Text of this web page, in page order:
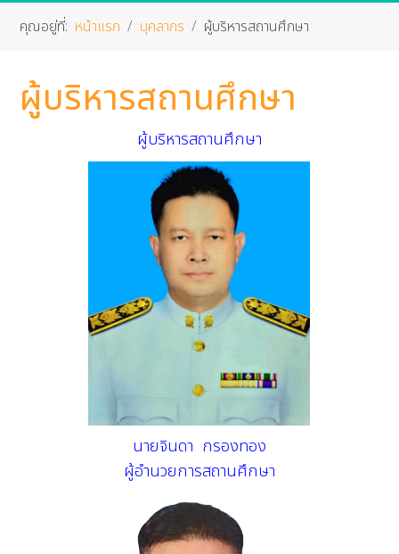
คุณอยู่ที่: หน้าแรก บุคลากร ผู้บริหารสถานศึกษา
ผู้บริหารสถานศึกษา
ผู้บริหารสถานศึกษา
นายจินดา กรองทอง
ผู้อำนวยการสถานศึกษา